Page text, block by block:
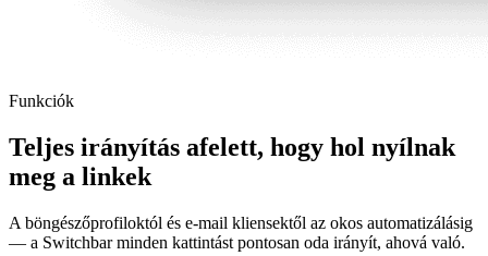
Funkciók
Teljes irányítás afelett, hogy hol nyílnak
meg a linkek
A böngészőprofiloktól és e-mail kliensektől az okos automatizálásig
— a Switchbar minden kattintást pontosan oda irányít, ahová való.